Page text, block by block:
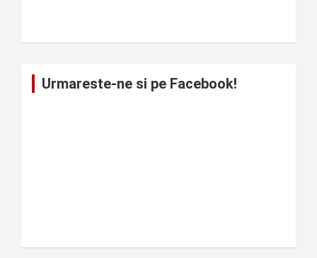
Urmareste-ne si pe Facebook!